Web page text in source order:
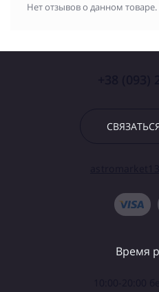
Нет отзывов о данном товаре.
Время